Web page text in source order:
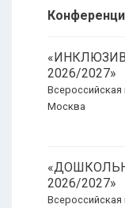
2026/2027»
Москва
2026/2027»